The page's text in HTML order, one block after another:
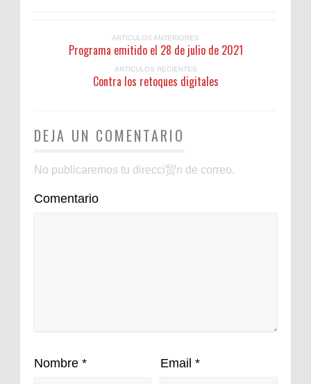
ARTICULOS ANTERIORES
Programa emitido el 28 de julio de 2021
ARTICULOS RECIENTES
Contra los retoques digitales
DEJA UN COMENTARIO
No publicaremos tu direcci贸n de correo.
Comentario
Nombre * Email *